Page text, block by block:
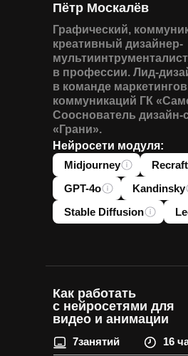
Пётр Москалёв
Графический,
креативный дизайнер-
в профессии. Лид-
в команде
коммуникаций ГК
Сооснователь дизайн-
«Грани».
Нейросети модуля:
Midjourney
Recraft
GPT-4o
Kandinsky
Stable Diffusion
Как работать
с нейросетями для
видео и анимации
16
7занятий